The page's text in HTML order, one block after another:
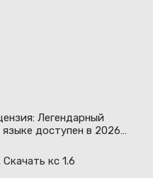
Легендарный
доступен в 2026
кс 1.6